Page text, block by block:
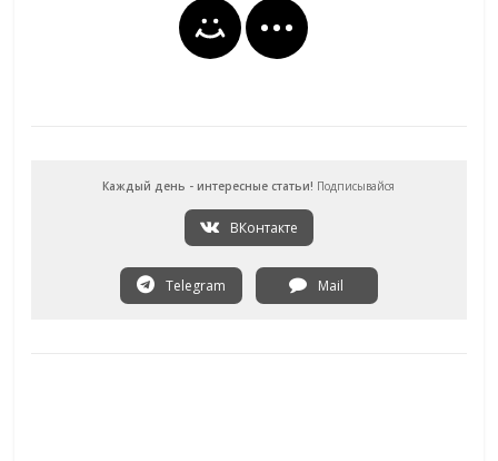
Каждый день - интересные статьи! Подписывайся
ВКонтакте
Telegram Mail